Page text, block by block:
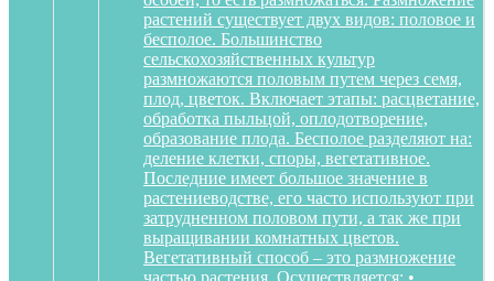
растений существует двух видов: половое и
бесполое. Большинство
сельскохозяйственных культур
размножаются половым путем через семя,
плод, цветок. Включает этапы: расцветание,
обработка пыльцой, оплодотворение,
образование плода. Бесполое разделяют на:
деление клетки, споры, вегетативное.
Последние имеет большое значение в
растениеводстве, его часто используют при
затрудненном половом пути, а так же при
выращивании комнатных цветов.
Вегетативный способ – это размножение
частью растения. Осуществляется: •